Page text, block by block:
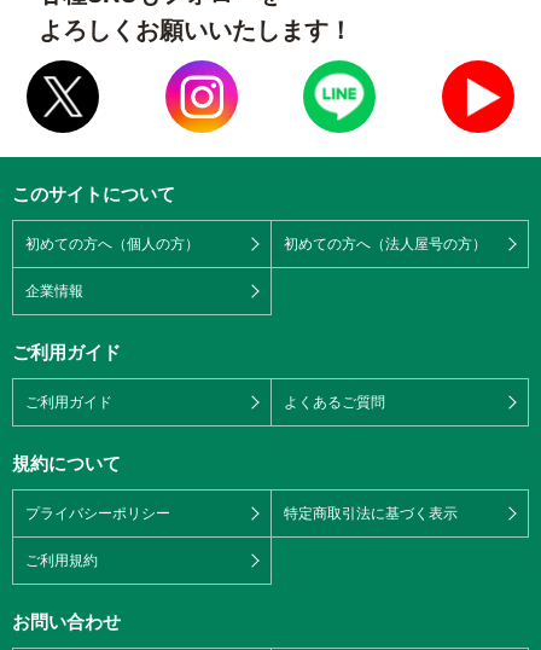
よろしくお願いいたします！
このサイトについて
初めての方へ（個人の方） 初めての方へ（法人屋号の方）
企業情報
ご利用ガイド
ご利用ガイド よくあるご質問
規約について
プライバシーポリシー 特定商取引法に基づく表示
ご利用規約
お問い合わせ